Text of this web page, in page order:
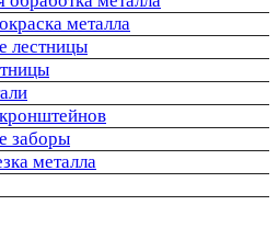
металла
лестницы
заборы
металла